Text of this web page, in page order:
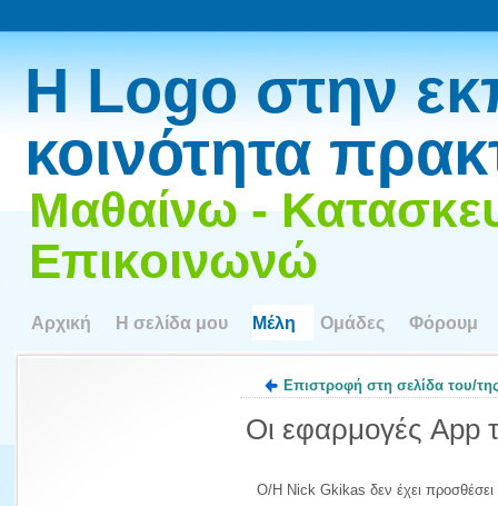
Η Logo στην
κοινότητα
Μαθαίνω -
Επικοινωνώ
Αρχική Η σελίδα μου Μέλη Ομάδες Φόρουμ
Επιστροφή στη σελίδα του/
Οι εφαρμογές App
Ο/Η Nick Gkikas δεν έχει